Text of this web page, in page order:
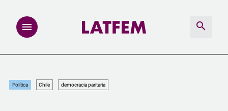
Política Chile democracia paritaria